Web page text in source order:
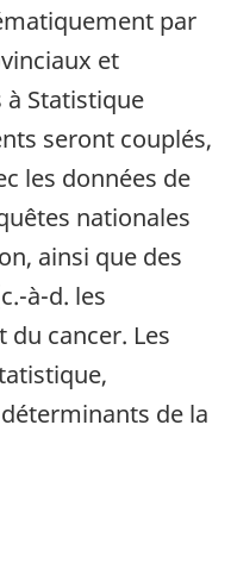
par
et
Statistique
seront couplés,
les données de
nationales
ainsi que des
à-d. les
du cancer. Les
de la